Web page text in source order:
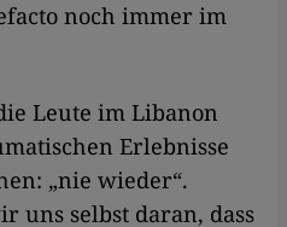
noch immer im
Leute im Libanon
Erlebnisse
„nie wieder“.
uns selbst daran, dass